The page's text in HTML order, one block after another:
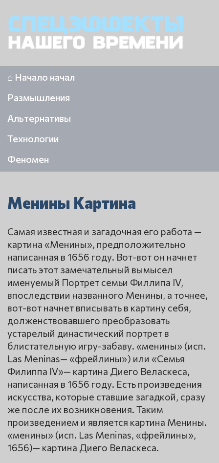
⌂ Начало начал
Размышления
Альтернативы
Технологии
Феномен
Менины Картина
Самая известная и загадочная его работа —
картина «Менины», предположительно
написанная в 1656 году. Вот-вот он начнет
писать этот замечательный вымысел
именуемый Портрет семьи Филлипа IV,
впоследствии названного Менины, а точнее,
вот-вот начнет вписывать в картину себя,
долженствовавшего преобразовать
устарелый династический портрет в
блистательную игру-забаву. «менины» (исп.
Las Meninas— «фрейлины») или «Семья
Филиппа IV»— картина Диего Веласкеса,
написанная в 1656 году. Есть произведения
искусства, которые ставшие загадкой, сразу
же после их возникновения. Таким
произведением и является картина Менины.
«менины» (исп. Las Meninas, «фрейлины»,
1656)— картина Диего Веласкеса.